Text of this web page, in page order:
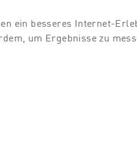
ein besseres Internet-
um Ergebnisse zu
+41 56 552 60 00